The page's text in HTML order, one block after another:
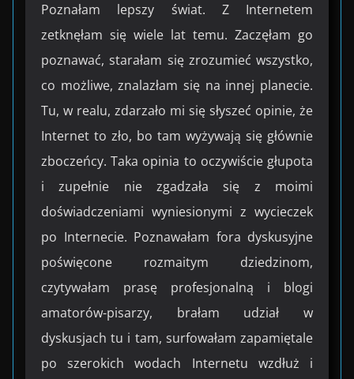
Poznałam lepszy świat. Z Internetem
zetknęłam się wiele lat temu. Zaczęłam go
poznawać, starałam się zrozumieć wszystko,
co możliwe, znalazłam się na innej planecie.
Tu, w realu, zdarzało mi się słyszeć opinie, że
Internet to zło, bo tam wyżywają się głównie
zboczeńcy. Taka opinia to oczywiście głupota
i zupełnie nie zgadzała się z moimi
doświadczeniami wyniesionymi z wycieczek
po Internecie. Poznawałam fora dyskusyjne
poświęcone rozmaitym dziedzinom,
czytywałam prasę profesjonalną i blogi
amatorów-pisarzy, brałam udział w
dyskusjach tu i tam, surfowałam zapamiętale
po szerokich wodach Internetu wzdłuż i